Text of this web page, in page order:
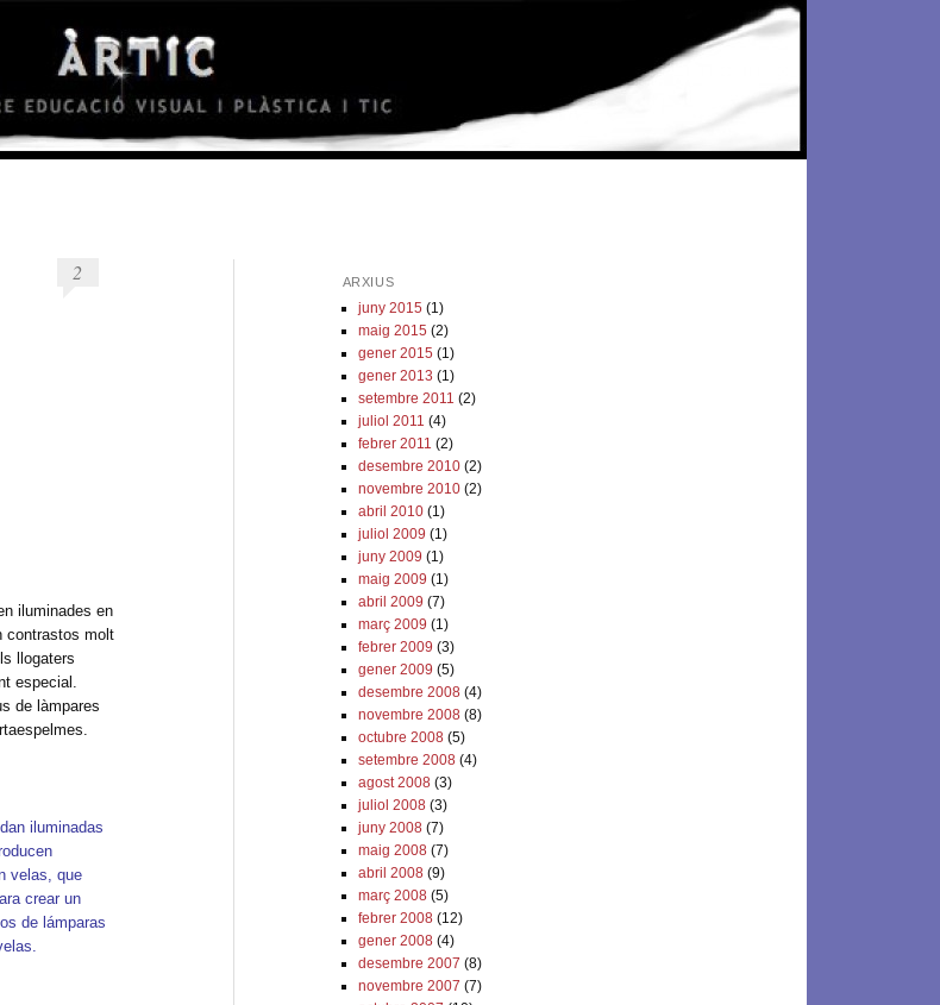
2
iluminades en
contrastos molt
llogaters
especial.
de làmpares
iluminadas
velas, que
crear un
de lámparas
ARXIUS
juny 2015 (1)
maig 2015 (2)
gener 2015 (1)
gener 2013 (1)
setembre 2011 (2)
juliol 2011 (4)
febrer 2011 (2)
desembre 2010(2)
novembre 2010(2)
abril 2010(1)
juliol 2009 (1)
juny 2009 (1)
maig 2009 (1)
abril 2009 (7)
març 2009 (1)
febrer 2009 (3)
gener 2009 (5)
desembre 2008(4)
novembre 2008(8)
octubre 2008(5)
setembre 2008(4)
agost 2008(3)
juliol 2008(3)
juny 2008(7)
maig 2008(7)
abril 2008(9)
març 2008(5)
febrer 2008(12)
gener 2008(4)
desembre 2007 (8)
novembre 2007 (7)